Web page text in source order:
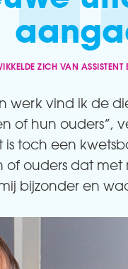
ZICH VAN ASSISTENT
werk vind ik de
of hun ouders”,
is toch een
of ouders dat
bijzonder en